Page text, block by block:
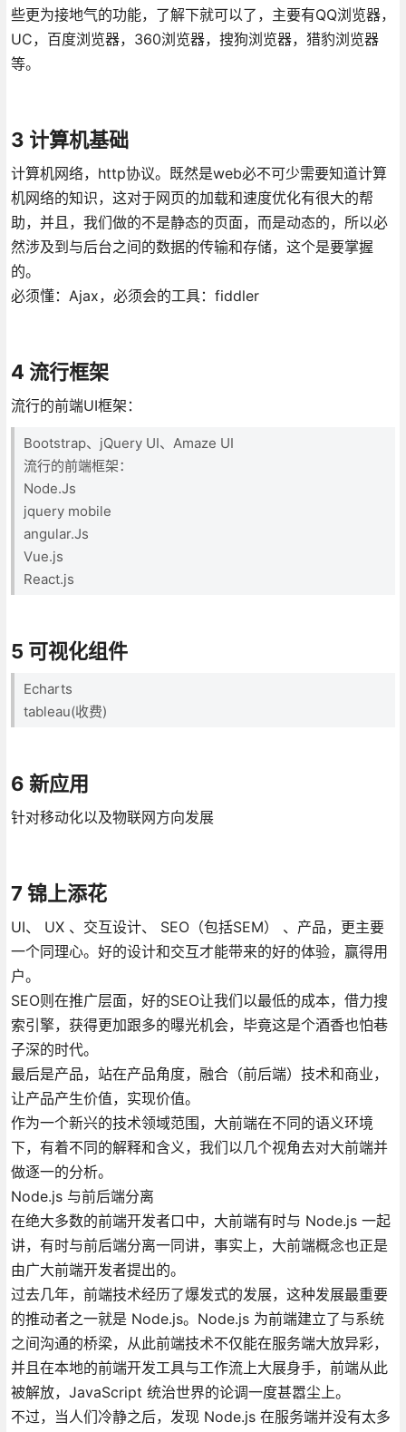
些更为接地气的功能，了解下就可以了，主要有QQ浏览器，
UC，百度浏览器，360浏览器，搜狗浏览器，猎豹浏览器
等。
3 计算机基础
计算机网络，http协议。既然是web必不可少需要知道计算
机网络的知识，这对于网页的加载和速度优化有很大的帮
助，并且，我们做的不是静态的页面，而是动态的，所以必
然涉及到与后台之间的数据的传输和存储，这个是要掌握
的。
必须懂：Ajax，必须会的工具：fiddler
4 流行框架
流行的前端UI框架：
Bootstrap、jQuery UI、Amaze UI
流行的前端框架：
Node.Js
jquery mobile
angular.Js
Vue.js
React.js
5 可视化组件
Echarts
tableau(收费)
6 新应用
针对移动化以及物联网方向发展
7 锦上添花
UI、 UX 、交互设计、 SEO（包括SEM） 、产品，更主要
一个同理心。好的设计和交互才能带来的好的体验，赢得用
户。
SEO则在推广层面，好的SEO让我们以最低的成本，借力搜
索引擎，获得更加跟多的曝光机会，毕竟这是个酒香也怕巷
子深的时代。
最后是产品，站在产品角度，融合（前后端）技术和商业，
让产品产生价值，实现价值。
作为一个新兴的技术领域范围，大前端在不同的语义环境
下，有着不同的解释和含义，我们以几个视角去对大前端并
做逐一的分析。
Node.js 与前后端分离
在绝大多数的前端开发者口中，大前端有时与 Node.js 一起
讲，有时与前后端分离一同讲，事实上，大前端概念也正是
由广大前端开发者提出的。
过去几年，前端技术经历了爆发式的发展，这种发展最重要
的推动者之一就是 Node.js。Node.js 为前端建立了与系统
之间沟通的桥梁，从此前端技术不仅能在服务端大放异彩，
并且在本地的前端开发工具与工作流上大展身手，前端从此
被解放，JavaScript 统治世界的论调一度甚嚣尘上。
不过，当人们冷静之后，发现 Node.js 在服务端并没有太多